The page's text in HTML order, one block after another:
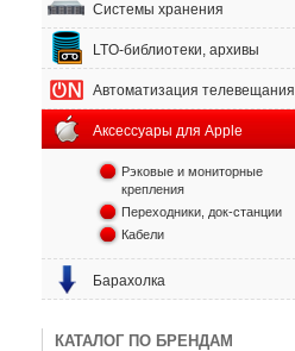
Системы хранения
LTO-библиотеки, архивы
Автоматизация телевещания
Аксессуары для Apple
Рэковые и мониторные
крепления
Переходники, док-станции
Кабели
Барахолка
КАТАЛОГ ПО БРЕНДАМ